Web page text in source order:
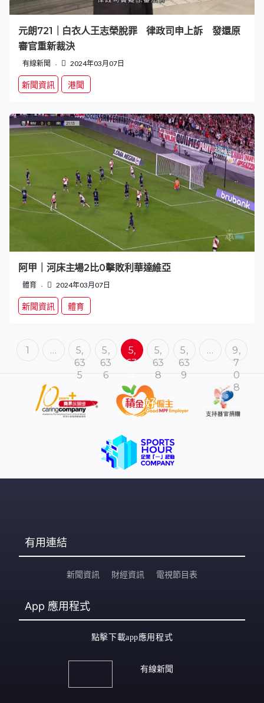
元朗721｜白衣人王志榮脫罪 律政司申上訴 發還原
審官重新裁決
有線新聞 2024年03月07日
新聞資訊 港聞
阿甲｜河床主場2比0擊敗利華達維亞
體育 2024年03月07日
新聞資訊 體育
1 …
5,
63
5
5,
63
6
5,
63
5,
63
8
5,
63
9
…
9,
7
0
8
有用連結
新聞資訊 財經資訊 電視節目表
App 應用程式
點擊下載app應用程式
有線新聞